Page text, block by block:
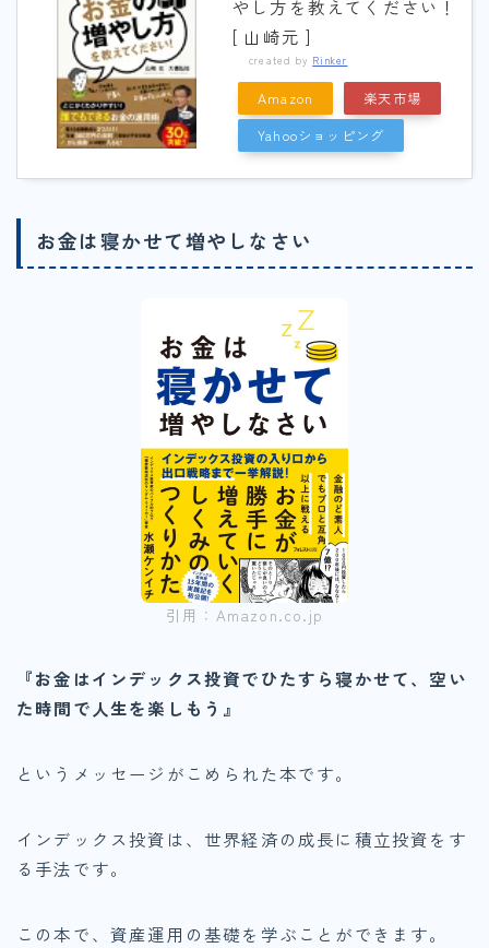
やし方を教えてください！
[ 山崎元 ]
created by Rinker
Amazon
楽天市場
Yahooショッピング
お金は寝かせて増やしなさい
引用：Amazon.co.jp
『お金はインデックス投資でひたすら寝かせて、空い
た時間で人生を楽しもう』
というメッセージがこめられた本です。
インデックス投資は、世界経済の成長に積立投資をす
る手法です。
この本で、資産運用の基礎を学ぶことができます。